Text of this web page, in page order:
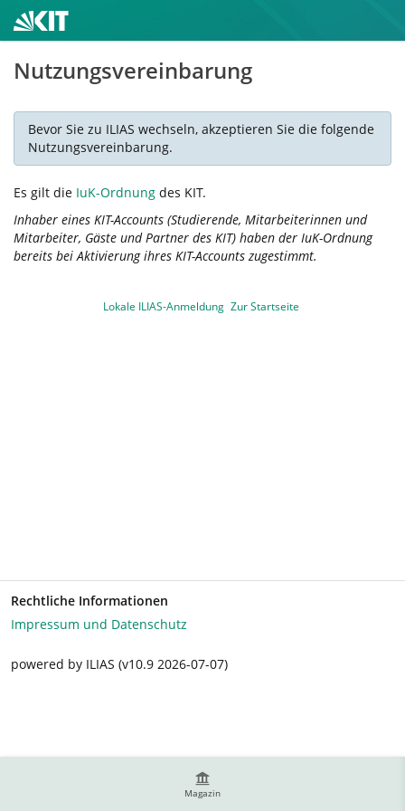
Magazin
Nutzungsvereinbarung
Bevor Sie zu ILIAS wechseln, akzeptieren Sie die folgende
Nutzungsvereinbarung.
Es gilt die IuK-Ordnung des KIT.
Inhaber eines KIT-Accounts (Studierende, Mitarbeiterinnen und
Mitarbeiter, Gäste und Partner des KIT) haben der IuK-Ordnung
bereits bei Aktivierung ihres KIT-Accounts zugestimmt.
Lokale ILIAS-Anmeldung Zur Startseite
Rechtliche Informationen
Impressum und Datenschutz
powered by ILIAS (v10.9 2026-07-07)